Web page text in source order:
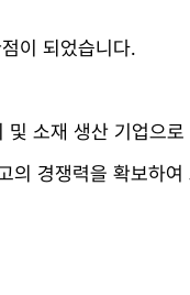
이 되었습니다.
소재 생산 기업으
경쟁력을 확보하